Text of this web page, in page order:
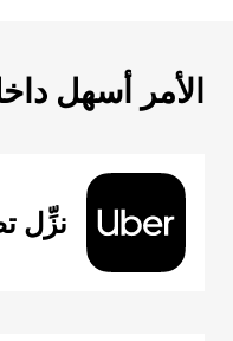
الأمر أسهل
نزِّل